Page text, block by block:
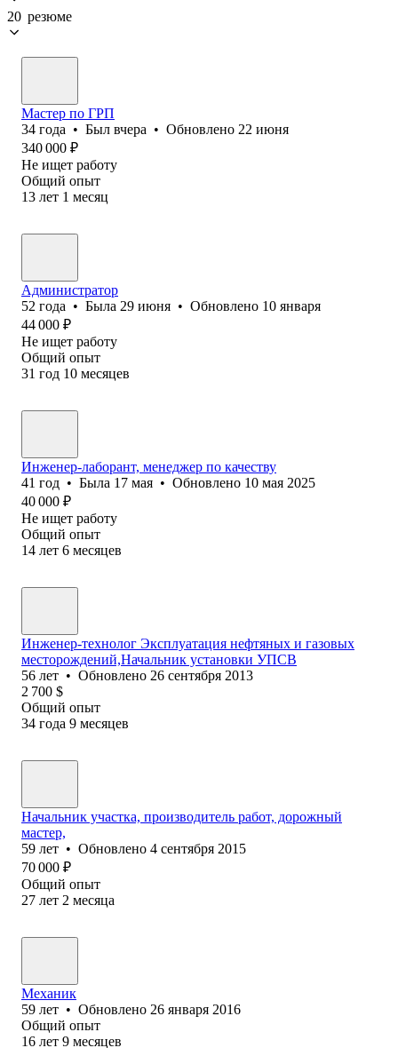
20 резюме
Мастер по ГРП
34 года • Был вчера • Обновлено 22 июня
340 000 ₽
Не ищет работу
Общий опыт
13 лет 1 месяц
Администратор
52 года • Была 29 июня • Обновлено 10 января
44 000 ₽
Не ищет работу
Общий опыт
31 год 10 месяцев
Инженер-лаборант, менеджер по качеству
41 год • Была 17 мая • Обновлено 10 мая 2025
40 000 ₽
Не ищет работу
Общий опыт
14 лет 6 месяцев
Инженер-технолог Эксплуатация нефтяных и газовых
месторождений,Начальник установки УПСВ
56 лет • Обновлено 26 сентября 2013
2 700 $
Общий опыт
34 года 9 месяцев
Начальник участка, производитель работ, дорожный
мастер,
59 лет • Обновлено 4 сентября 2015
70 000 ₽
Общий опыт
27 лет 2 месяца
Механик
59 лет • Обновлено 26 января 2016
Общий опыт
16 лет 9 месяцев